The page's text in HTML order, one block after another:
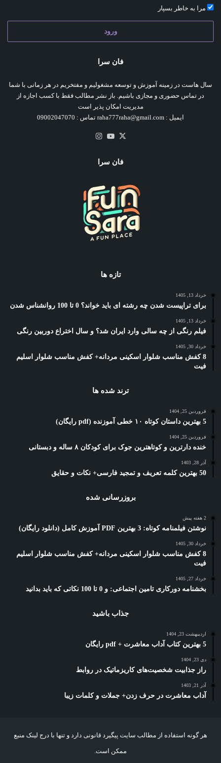
مرا به خاطر بسپار
ورود
فان سرا
سال هاست در زمینه آموزش و توسعه مشغولیم و مفتخریم در هر زمانی با شما
در تماس حضوری و مجازی باشیم. باز نشر مطالب فقط با کسب اجازه از
مدیریت امکان پذیر است
ایمیل : raha777raha@gmail.com تماس : 09002047070
X یوتیوب
فان سرا
تازه ها
خرداد 13, 1405
برای تراپیست شدن چه رشته ای باید خواند؟ 0 تا 100 روانشناس شدن
خرداد 13, 1405
فیلم رنگی از چه سالی وارد ایران شد؟ و سال اختراع دوربین رنگی
خرداد 30, 1405
8 کفش مناسب شلوار اسکینی مردانه+ کفش مناسب شلوار اسلیم
فیت
ترند شده ها
فروردین 25, 1404
5 بهترین داستان کوتاه ۱۰ خطی آموزنده (pdf رایگان)
فروردین 25, 1404
خنده دارترین و کوتاهترین جوک برای کودکان ۸ ساله و دبستانی
آذر 28, 1403
50 بهترین کلمه تعریف و تمجید فارسی+ نکات و حقایق
بروزرسانی شده
2 هفته پیش
نوشتن فیلمنامه کوتاه: 3 بهترین PDF آموزش کامل (دانلود رایگان)
خرداد 30, 1405
8 کفش مناسب شلوار اسکینی مردانه+ کفش مناسب شلوار اسلیم
فیت
خرداد 27, 1405
بخشنامه دورکاری تامین اجتماعی: و 0 تا 100 نکاتی که باید بدانید
جذاب باشید
اردیبهشت 23, 1404
5 بهترین کتاب آداب معاشرت + pdf رایگان
دی 23, 1404
راز جذابیت شخصیت‌های کاریزماتیک در روابط
آذر 21, 1403
آداب معاشرت در حرف زدن+ جملات و کلمات زیبا
هر گونه استفاده از مطالب سایت پیگیرد قانونی دارد و تنها با درج لینک منبع
ممکن است.